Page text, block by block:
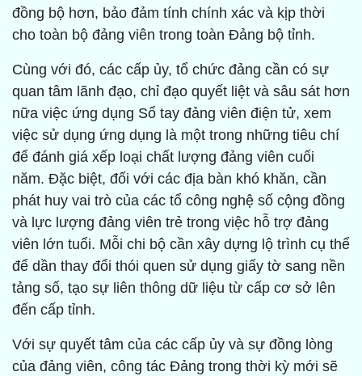
đồng bộ hơn, bảo đảm tính chính xác và kịp thời
cho toàn bộ đảng viên trong toàn Đảng bộ tỉnh.
Cùng với đó, các cấp ủy, tổ chức đảng cần có sự
quan tâm lãnh đạo, chỉ đạo quyết liệt và sâu sát hơn
nữa việc ứng dụng Sổ tay đảng viên điện tử, xem
việc sử dụng ứng dụng là một trong những tiêu chí
để đánh giá xếp loại chất lượng đảng viên cuối
năm. Đặc biệt, đối với các địa bàn khó khăn, cần
phát huy vai trò của các tổ công nghệ số cộng đồng
và lực lượng đảng viên trẻ trong việc hỗ trợ đảng
viên lớn tuổi. Mỗi chi bộ cần xây dựng lộ trình cụ thể
để dần thay đổi thói quen sử dụng giấy tờ sang nền
tảng số, tạo sự liên thông dữ liệu từ cấp cơ sở lên
đến cấp tỉnh.
Với sự quyết tâm của các cấp ủy và sự đồng lòng
của đảng viên, công tác Đảng trong thời kỳ mới sẽ